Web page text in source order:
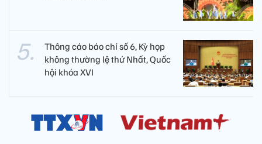
Thông cáo báo chí số 6, Kỳ họp
không thường lệ thứ Nhất, Quốc
hội khóa XVI